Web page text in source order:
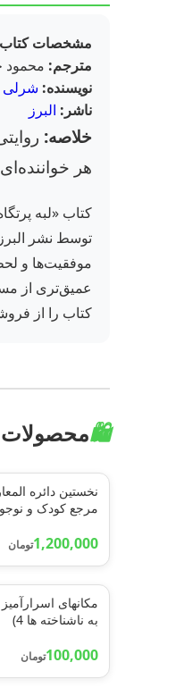
مشخصات کتاب
مترجم:
نویسنده: شرلی
ناشر: البرز
خلاصه:
هر
کتاب «لبه
توسط نشر
موفقیت‌ها و
کتاب را از
🛍️
نخستین دائره
مرجع کودک و نوجوان
1,200,000تومان
مکانهای
به ناشناخته ها 4)
100,000تومان